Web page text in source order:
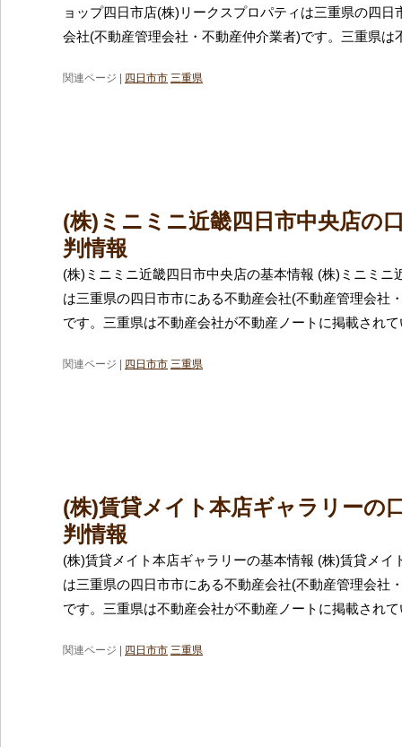
ョップ四日市店(株)リークスプロパティは三重県の四日
会社(不動産管理会社・不動産仲介業者)です。三重県は
関連ページ | 四日市市 三重県
(株)ミニミニ近畿四日市中央店の
判情報
(株)ミニミニ近畿四日市中央店の基本情報 (株)ミニミニ
は三重県の四日市市にある不動産会社(不動産管理会社
です。三重県は不動産会社が不動産ノートに掲載され
関連ページ | 四日市市 三重県
(株)賃貸メイト本店ギャラリーの
判情報
(株)賃貸メイト本店ギャラリーの基本情報 (株)賃貸メイ
は三重県の四日市市にある不動産会社(不動産管理会社
です。三重県は不動産会社が不動産ノートに掲載され
関連ページ | 四日市市 三重県